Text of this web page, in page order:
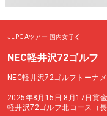
JLPGAツアー 国内女子
NEC軽井沢72ゴルフ
NEC軽井沢72ゴルフトーナメ
2025年8月15日-8月17日賞
軽井沢72ゴルフ北コース（長